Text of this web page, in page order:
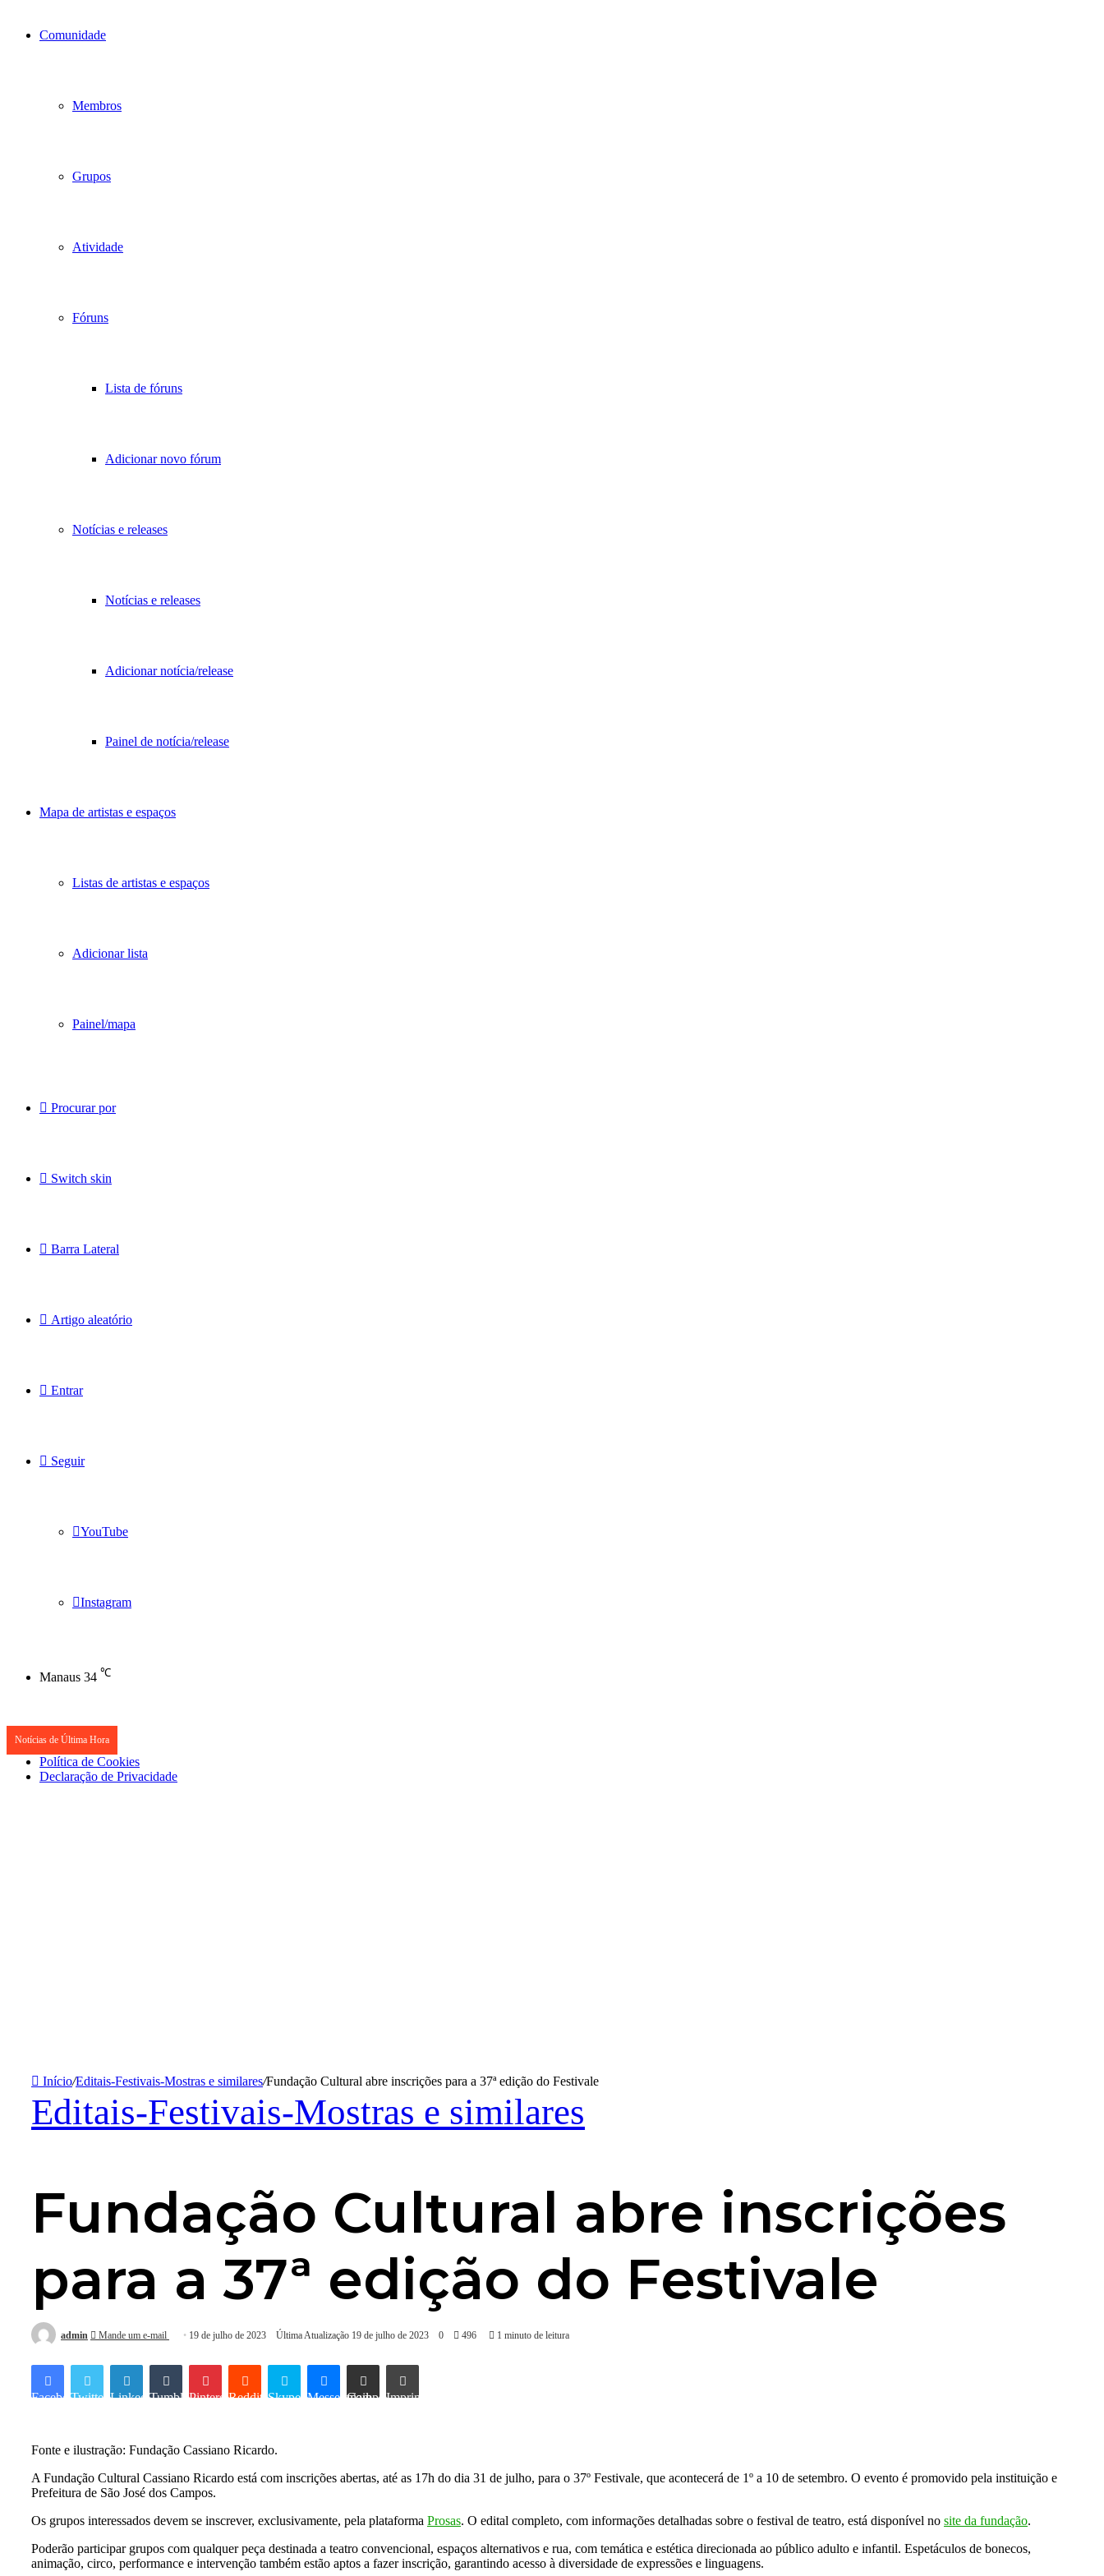
Comunidade
Membros
Grupos
Atividade
Fóruns
Lista de fóruns
Adicionar novo fórum
Notícias e releases
Notícias e releases
Adicionar notícia/release
Painel de notícia/release
Mapa de artistas e espaços
Listas de artistas e espaços
Adicionar lista
Painel/mapa
Procurar por
Switch skin
Barra Lateral
Artigo aleatório
Entrar
Seguir
YouTube
Instagram
Manaus 34 ℃
Notícias de Última Hora
Política de Cookies
Declaração de Privacidade
Início/Editais-Festivais-Mostras e similares/Fundação Cultural abre inscrições para a 37ª edição do Festivale
Editais-Festivais-Mostras e similares
Fundação Cultural abre inscrições
para a 37ª edição do Festivale
admin Mande um e-mail 19 de julho de 2023 Última Atualização 19 de julho de 2023 0 496 1 minuto de leitura
FacebookTwitter LinkedinTumblr PinterestReddit Skype Messenger
Compartilhar via e-mail Imprimir
Fonte e ilustração: Fundação Cassiano Ricardo.
A Fundação Cultural Cassiano Ricardo está com inscrições abertas, até as 17h do dia 31 de julho, para o 37º Festivale, que acontecerá de 1º a 10 de setembro. O evento é promovido pela instituição e
Prefeitura de São José dos Campos.
Os grupos interessados devem se inscrever, exclusivamente, pela plataforma Prosas. O edital completo, com informações detalhadas sobre o festival de teatro, está disponível no site da fundação.
Poderão participar grupos com qualquer peça destinada a teatro convencional, espaços alternativos e rua, com temática e estética direcionada ao público adulto e infantil. Espetáculos de bonecos,
animação, circo, performance e intervenção também estão aptos a fazer inscrição, garantindo acesso à diversidade de expressões e linguagens.